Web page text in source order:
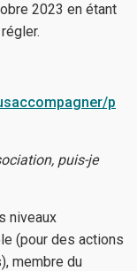
2023 en étant
p
puis-je
niveaux
(pour des actions
membre du